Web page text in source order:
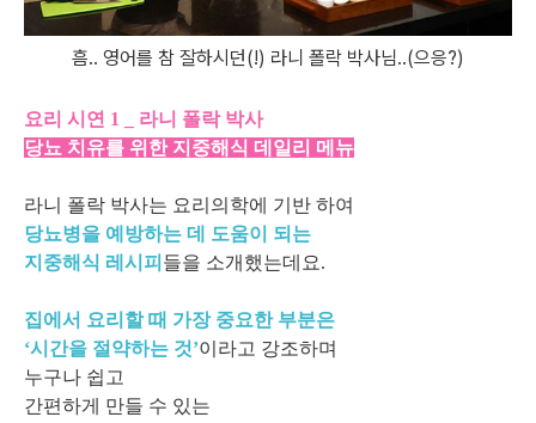
흠.. 영어를 참 잘하시던(!) 라니 폴락 박사님..(으응?)
요리 시연 1 _ 라니 폴락 박사
당뇨 치유를 위한 지중해식 데일리 메뉴
라니 폴락 박사는 요리의학에 기반 하여
당뇨병을 예방하는 데 도움이 되는
지중해식 레시피 들을 소개했는데요.
집에서 요리할 때 가장 중요한 부분은
‘시간을 절약하는 것’이라고 강조하며
누구나 쉽고
간편하게 만들 수 있는